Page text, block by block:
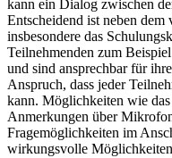
kann ein Dialog zwischen
Entscheidend ist neben
insbesondere das
Teilnehmenden zum
und sind ansprechbar für
Anspruch, dass jeder
kann. Möglichkeiten wie
Anmerkungen über
Fragemöglichkeiten im
wirkungsvolle